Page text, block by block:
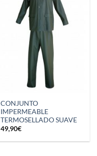
CONJUNTO
IMPERMEABLE
TERMOSELLADO SUAVE
49,90€